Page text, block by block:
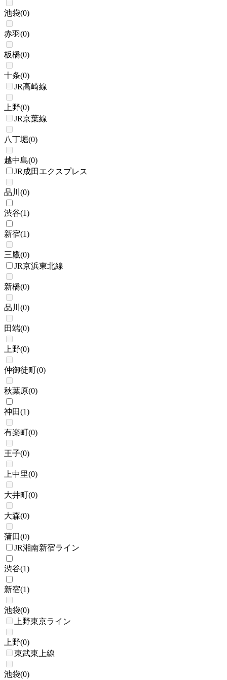
池袋(0)
赤羽(0)
板橋(0)
十条(0)
JR高崎線
上野(0)
JR京葉線
八丁堀(0)
越中島(0)
JR成田エクスプレス
品川 (0)
渋谷(1)
新宿(1)
三鷹(0)
JR京浜東北線
新橋(0)
品川 (0)
田端(0)
上野(0)
仲御徒町(0)
秋葉原(0)
神田(1)
有楽町(0)
王子(0)
上中里(0)
大井町(0)
大森(0)
蒲田(0)
JR湘南新宿ライン
渋谷(1)
新宿(1)
池袋(0)
上野東京ライン
上野(0)
東武東上線
池袋(0)